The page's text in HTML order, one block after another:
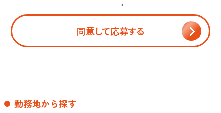
・
同意して応募する
勤務地から探す